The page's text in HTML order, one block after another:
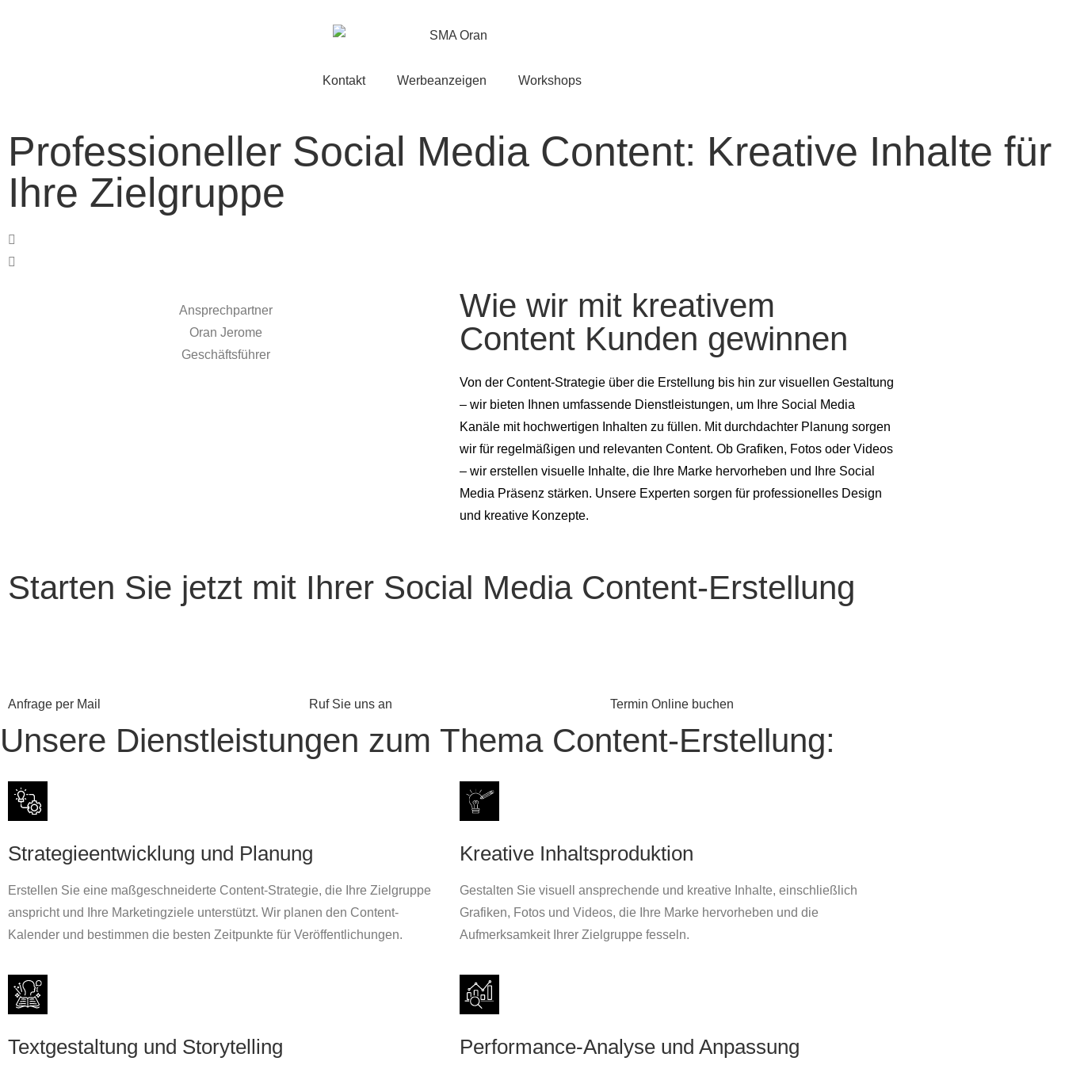
Kontakt Werbeanzeigen Workshops
Professioneller Social Media Content: Kreative Inhalte für
Ihre Zielgruppe
Ansprechpartner
Oran Jerome
Geschäftsführer
Wie wir mit kreativem
Content Kunden gewinnen
Von der Content-Strategie über die Erstellung bis hin zur visuellen Gestaltung
– wir bieten Ihnen umfassende Dienstleistungen, um Ihre Social Media
Kanäle mit hochwertigen Inhalten zu füllen. Mit durchdachter Planung sorgen
wir für regelmäßigen und relevanten Content. Ob Grafiken, Fotos oder Videos
– wir erstellen visuelle Inhalte, die Ihre Marke hervorheben und Ihre Social
Media Präsenz stärken. Unsere Experten sorgen für professionelles Design
und kreative Konzepte.
Starten Sie jetzt mit Ihrer Social Media Content-Erstellung
Anfrage per Mail Ruf Sie uns an Termin Online buchen
Unsere Dienstleistungen zum Thema Content-Erstellung:
Strategieentwicklung und Planung
Erstellen Sie eine maßgeschneiderte Content-Strategie, die Ihre Zielgruppe
anspricht und Ihre Marketingziele unterstützt. Wir planen den Content-
Kalender und bestimmen die besten Zeitpunkte für Veröffentlichungen.
Kreative Inhaltsproduktion
Gestalten Sie visuell ansprechende und kreative Inhalte, einschließlich
Grafiken, Fotos und Videos, die Ihre Marke hervorheben und die
Aufmerksamkeit Ihrer Zielgruppe fesseln.
Textgestaltung und Storytelling Performance-Analyse und Anpassung